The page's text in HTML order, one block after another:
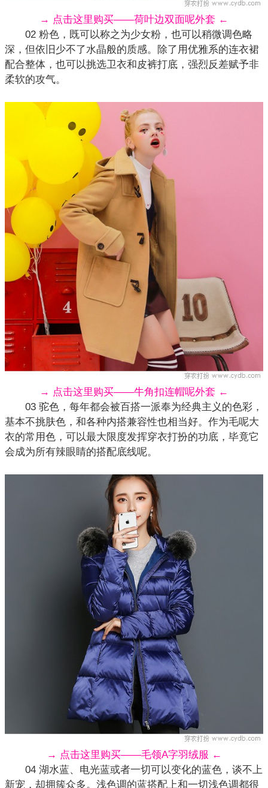
→ 点击这里购买——荷叶边双面呢外套 ←
02 粉色，既可以称之为少女粉，也可以稍微调色略
深，但依旧少不了水晶般的质感。除了用优雅系的连衣裙
配合整体，也可以挑选卫衣和皮裤打底，强烈反差赋予非
柔软的攻气。
→ 点击这里购买——牛角扣连帽呢外套 ←
03 驼色，每年都会被百搭一派奉为经典主义的色彩，
基本不挑肤色，和各种内搭兼容性也相当好。作为毛呢大
衣的常用色，可以最大限度发挥穿衣打扮的功底，毕竟它
会成为所有辣眼睛的搭配底线呢。
→ 点击这里购买——毛领A字羽绒服 ←
04 湖水蓝、电光蓝或者一切可以变化的蓝色，谈不上
新宠，却拥簇众多。浅色调的蓝搭配上和一切浅色调都很